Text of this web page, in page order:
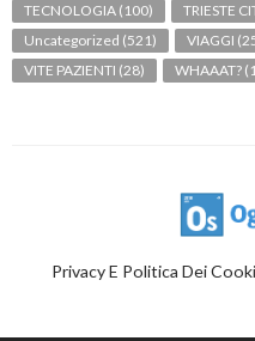
TECNOLOGIA (100) TRIESTE
Uncategorized (521) VIAGGI
VITE PAZIENTI (28) WHAAAT?
Privacy E Politica Dei